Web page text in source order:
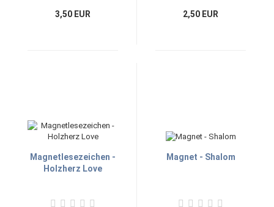
3,50 EUR 2,50 EUR
Magnetlesezeichen -
Holzherz Love
Magnet - Shalom